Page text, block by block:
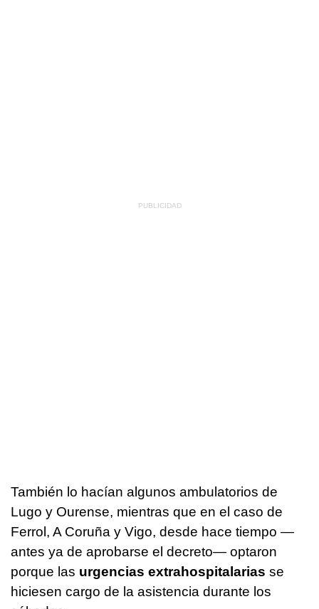
También lo hacían algunos ambulatorios de
Lugo y Ourense, mientras que en el caso de
Ferrol, A Coruña y Vigo, desde hace tiempo —
antes ya de aprobarse el decreto— optaron
porque las urgencias extrahospitalarias se
hiciesen cargo de la asistencia durante los